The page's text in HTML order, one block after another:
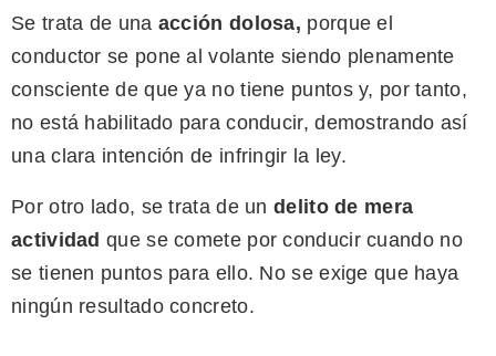
Se trata de una acción dolosa, porque el
conductor se pone al volante siendo plenamente
consciente de que ya no tiene puntos y, por tanto,
no está habilitado para conducir, demostrando así
una clara intención de infringir la ley.
Por otro lado, se trata de un delito de mera
actividad que se comete por conducir cuando no
se tienen puntos para ello. No se exige que haya
ningún resultado concreto.